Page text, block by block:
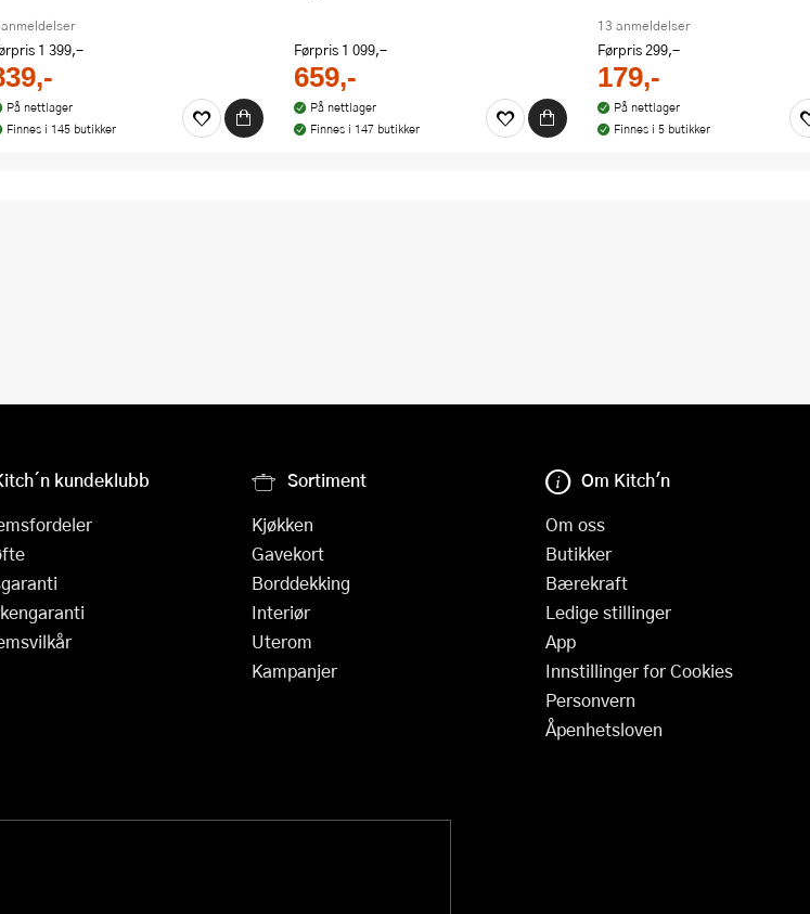
1 399,-
På nettlager
Finnes i 145 butikker
Førpris 1 099,-
659,-
På nettlager
Finnes i 147 butikker
13 anmeldelser
Førpris299,-
179,-
På nettlager
Finnes i 5 butikker
kundeklubb
Sortiment
Kjøkken
Gavekort
Borddekking
Interiør
Uterom
Kampanjer
Om Kitch'n
Om oss
Butikker
Bærekraft
Ledige stillinger
App
Innstillinger for Cookies
Personvern
Åpenhetsloven